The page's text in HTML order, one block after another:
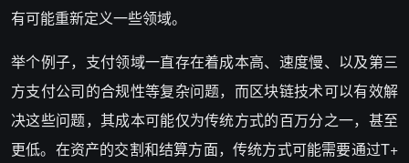
有可能重新定义一些领域。
举个例子，支付领域一直存在着成本高、速度慢、以及第三
方支付公司的合规性等复杂问题，而区块链技术可以有效解
决这些问题，其成本可能仅为传统方式的百万分之一，甚至
更低。在资产的交割和结算方面，传统方式可能需要通过T+